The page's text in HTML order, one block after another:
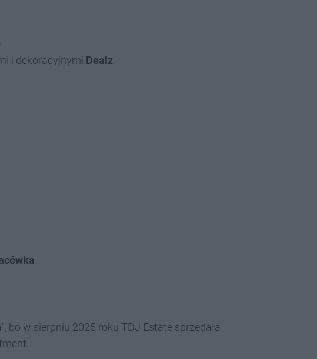
i dekoracyjnymi Dealz
bo w sierpniu 2025 roku TDJ Estate sprzedała